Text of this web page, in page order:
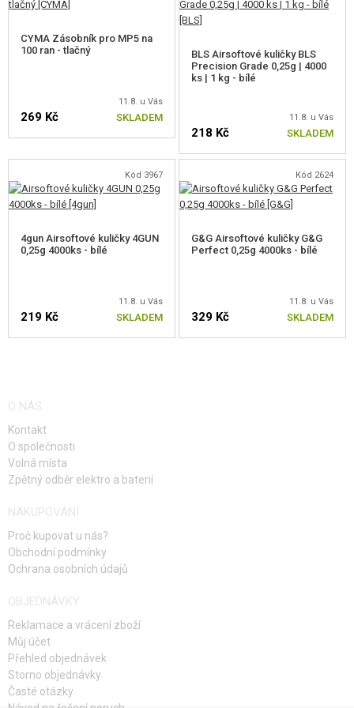
CYMA Zásobník pro MP5 na
100 ran - tlačný
11.8. u Vás
269 Kč SKLADEM
BLS Airsoftové kuličky BLS
Precision Grade 0,25g | 4000
ks | 1 kg - bílé
11.8. u Vás
218 Kč SKLADEM
Kód 3967
4gun Airsoftové kuličky 4GUN
0,25g 4000ks - bílé
11.8. u Vás
219 Kč SKLADEM
Kód 2624
G&G Airsoftové kuličky G&G
Perfect 0,25g 4000ks - bílé
11.8. u Vás
329 Kč SKLADEM
O NÁS
Kontakt
O společnosti
Volná místa
Zpětný odběr elektro a baterií
NAKUPOVÁNÍ
Proč kupovat u nás?
Obchodní podmínky
Ochrana osobních údajů
OBJEDNÁVKY
Reklamace a vrácení zboží
Můj účet
Přehled objednávek
Storno objednávky
Časté otázky